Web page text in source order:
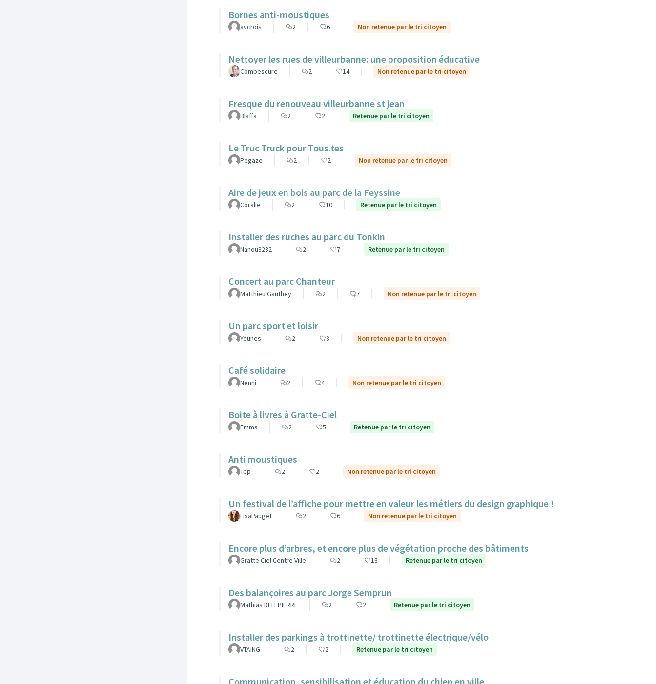
Bornes anti-moustiques
avcrois 2 6 Non retenue par le tri citoyen
Nettoyer les rues de villeurbanne: une proposition éducative
Combescure 2 14 Non retenue par le tri citoyen
Fresque du renouveau villeurbanne st jean
Blaffa 2 2 Retenue par le tri citoyen
Le Truc Truck pour Tous.tes
Pegaze 2 2 Non retenue par le tri citoyen
Aire de jeux en bois au parc de la Feyssine
Coralie 2 10 Retenue par le tri citoyen
Installer des ruches au parc du Tonkin
Nanou3232 2 7 Retenue par le tri citoyen
Concert au parc Chanteur
Matthieu Gauthey 2 7 Non retenue par le tri citoyen
Un parc sport et loisir
Younes 2 3 Non retenue par le tri citoyen
Café solidaire
Nenni 2 4 Non retenue par le tri citoyen
Boite à livres à Gratte-Ciel
Emma 2 5 Retenue par le tri citoyen
Anti moustiques
Tep 2 2 Non retenue par le tri citoyen
Un festival de l’affiche pour mettre en valeur les métiers du design graphique !
LisaPauget 2 6 Non retenue par le tri citoyen
Encore plus d’arbres, et encore plus de végétation proche des bâtiments
Gratte Ciel Centre Ville 2 13 Retenue par le tri citoyen
Des balançoires au parc Jorge Semprun
Mathias DELEPIERRE 2 2 Retenue par le tri citoyen
Installer des parkings à trottinette/ trottinette électrique/vélo
VTAING 2 2 Retenue par le tri citoyen
Communication, sensibilisation et éducation du chien en ville